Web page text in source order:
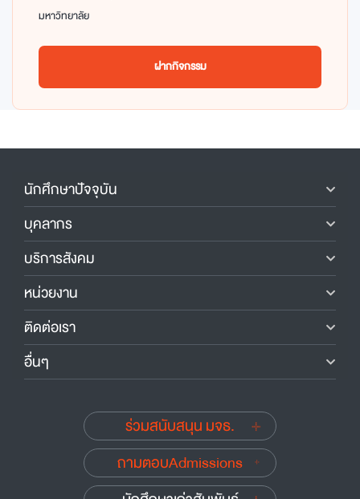
มหาวิทยาลัย
ฝากกิจกรรม
นักศึกษาปัจจุบัน
บุคลากร
บริการสังคม
หน่วยงาน
ติดต่อเรา
อื่นๆ
ร่วมสนับสนุน มจธ.
ถามตอบAdmissions